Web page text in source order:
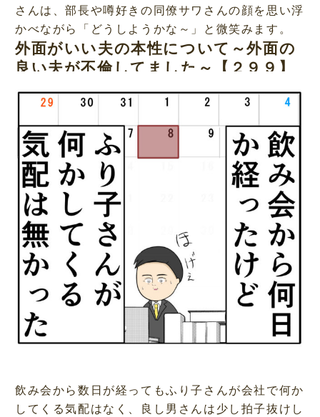
さんは、部長や噂好きの同僚サワさんの顔を思い浮
かべながら「どうしようかな～」と微笑みます。
外面がいい夫の本性について～外面の
良い夫が不倫してました～【２９９】
飲み会から数日が経ってもふり子さんが会社で何か
してくる気配はなく、良し男さんは少し拍子抜けし